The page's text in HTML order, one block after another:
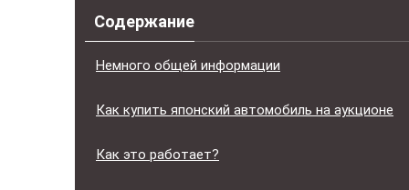
Содержание
Немного общей информации
Как купить японский автомобиль на аукционе
Как это работает?